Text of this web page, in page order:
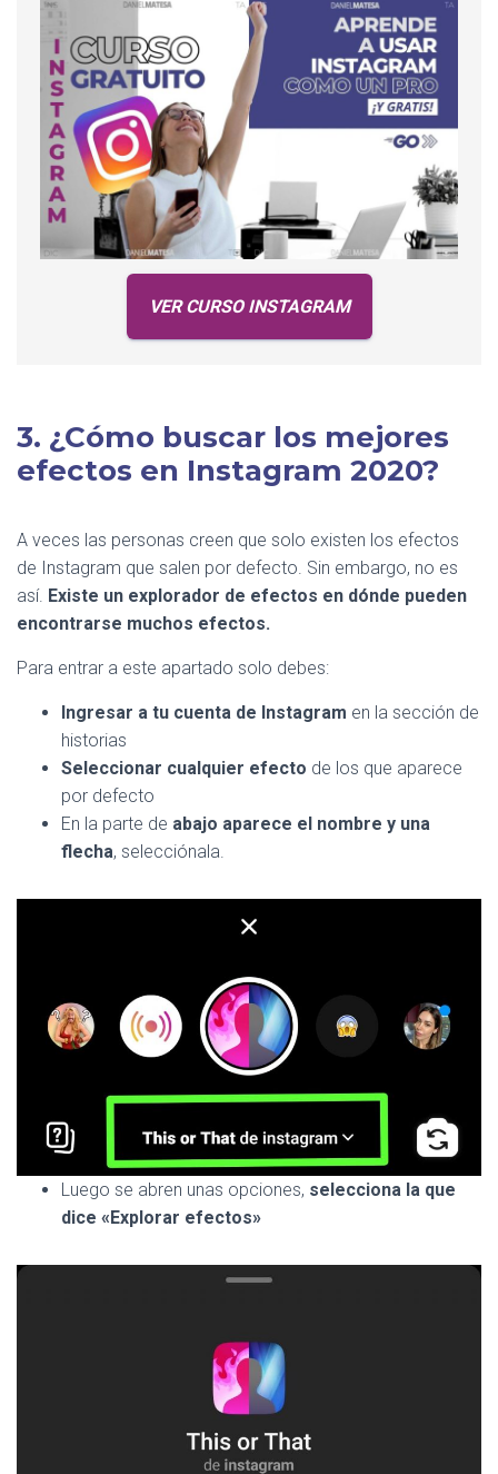
VER CURSO INSTAGRAM
3. ¿Cómo buscar los mejores
efectos en Instagram 2020?
A veces las personas creen que solo existen los efectos
de Instagram que salen por defecto. Sin embargo, no es
así. Existe un explorador de efectos en dónde pueden
encontrarse muchos efectos.
Para entrar a este apartado solo debes:
Ingresar a tu cuenta de Instagram en la sección de
historias
Seleccionar cualquier efecto de los que aparece
por defecto
En la parte de abajo aparece el nombre y una
flecha, selecciónala.
Luego se abren unas opciones, selecciona la que
dice «Explorar efectos»